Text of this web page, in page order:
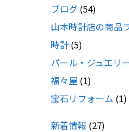
ブログ(54)
山本時計店の商品
時計(5)
パール・ジュエリー
福々屋(1)
宝石リフォーム (1)
新着情報 (27)